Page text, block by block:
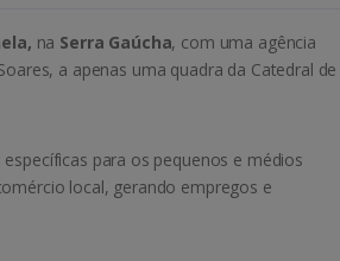
na Serra Gaúcha, com uma agência
a apenas uma quadra da Catedral de
específicas para os pequenos e médios
local, gerando empregos e